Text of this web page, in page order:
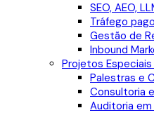
SEO, AEO,
Tráfego pago
Gestão de
Inbound
Projetos
Palestras e
Consultoria
Auditoria